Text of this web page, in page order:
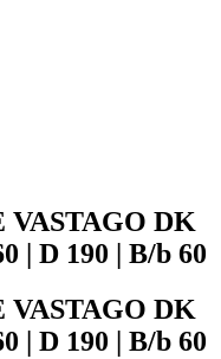
VASTAGO DK
| D 190 | B/b 60
VASTAGO DK
| D 190 | B/b 60